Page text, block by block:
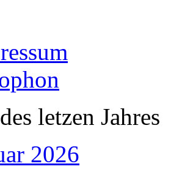
letzen Jahres
2026